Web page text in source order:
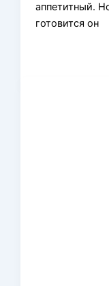
аппетитный.
готовится он